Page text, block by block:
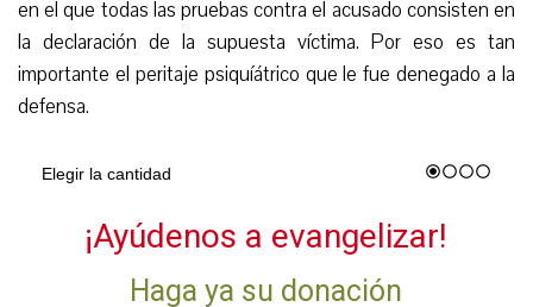
en el que todas las pruebas contra el acusado consisten en
la declaración de la supuesta víctima. Por eso es tan
importante el peritaje psiquíátrico que le fue denegado a la
defensa.